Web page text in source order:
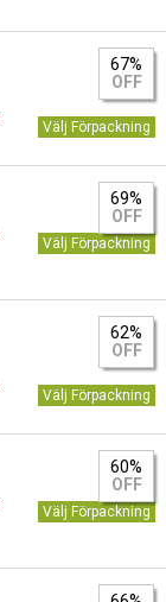
67%
OFF
Välj Förpackning
69%
OFF
Välj Förpackning
62%
OFF
Välj Förpackning
60%
OFF
Välj Förpackning